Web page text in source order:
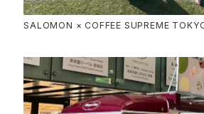
SALOMON × COFFEE SUPREME